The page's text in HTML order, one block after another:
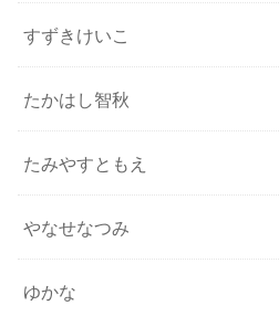
すずきけいこ
たかはし智秋
たみやすともえ
やなせなつみ
ゆかな